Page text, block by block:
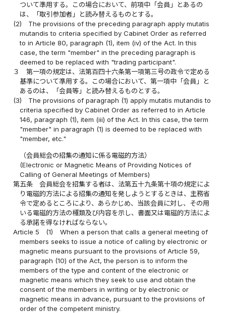
ついて準用する。この場合において、前項中「会員」とあるの
は、「取引参加者」と読み替えるものとする。
(2)
The provisions of the preceding paragraph apply mutatis
mutandis to criteria specified by Cabinet Order as referred
to in Article 80, paragraph (1), item (iv) of the Act. In this
case, the term "member" in the preceding paragraph is
deemed to be replaced with "trading participant".
３
第一項の規定は、法第百四十六条第一項第三号の政令で定める
基準について準用する。この場合において、第一項中「会員」と
あるのは、「会員等」と読み替えるものとする。
(3)
The provisions of paragraph (1) apply mutatis mutandis to
criteria specified by Cabinet Order as referred to in Article
146, paragraph (1), item (iii) of the Act. In this case, the term
"member" in paragraph (1) is deemed to be replaced with
"member, etc."
（会員総会の招集の通知に係る電磁的方法）
(Electronic or Magnetic Means of Providing Notices of
Calling of General Meetings of Members)
第五条
会員総会を招集する者は、法第五十九条第十項の規定によ
り電磁的方法による招集の通知を発しようとするときは、主務省
令で定めるところにより、あらかじめ、当該会員に対し、その用
いる電磁的方法の種類及び内容を示し、書面又は電磁的方法によ
る承諾を得なければならない。
Article 5
(1)
When a person that calls a general meeting of
members seeks to issue a notice of calling by electronic or
magnetic means pursuant to the provisions of Article 59,
paragraph (10) of the Act, the person is to inform the
members of the type and content of the electronic or
magnetic means which they seek to use and obtain the
consent of the members in writing or by electronic or
magnetic means in advance, pursuant to the provisions of
order of the competent ministry.